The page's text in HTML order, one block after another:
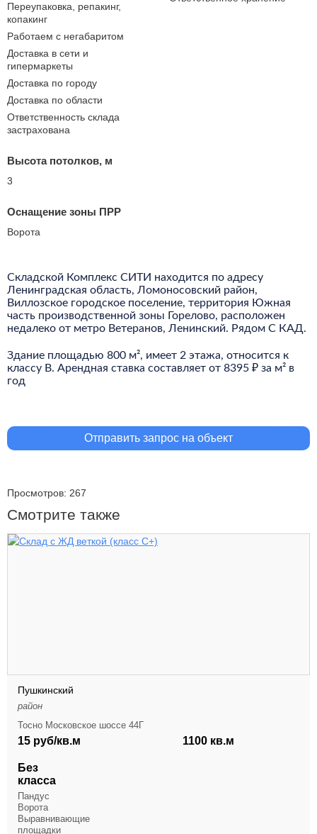
Переупаковка, репакинг,
копакинг
Работаем с негабаритом
Доставка в сети и
гипермаркеты
Доставка по городу
Доставка по области
Ответственность склада
застрахована
Высота потолков, м
3
Оснащение зоны ПРР
Ворота
Складской Комплекс СИТИ находится по адресу
Ленинградская область, Ломоносовский район,
Виллозское городское поселение, территория Южная
часть производственной зоны Горелово, расположен
недалеко от метро Ветеранов, Ленинский. Рядом С КАД.
Здание площадью 800 м², имеет 2 этажа, относится к
классу B. Арендная ставка составляет от 8395 ₽ за м² в
год
Отправить запрос на объект
Просмотров: 267
Смотрите также
Пушкинский
район
Тосно Московское шоссе 44Г
15 руб/кв.м 1100 кв.м
Без
класса
Пандус
Ворота
Выравнивающие
площадки